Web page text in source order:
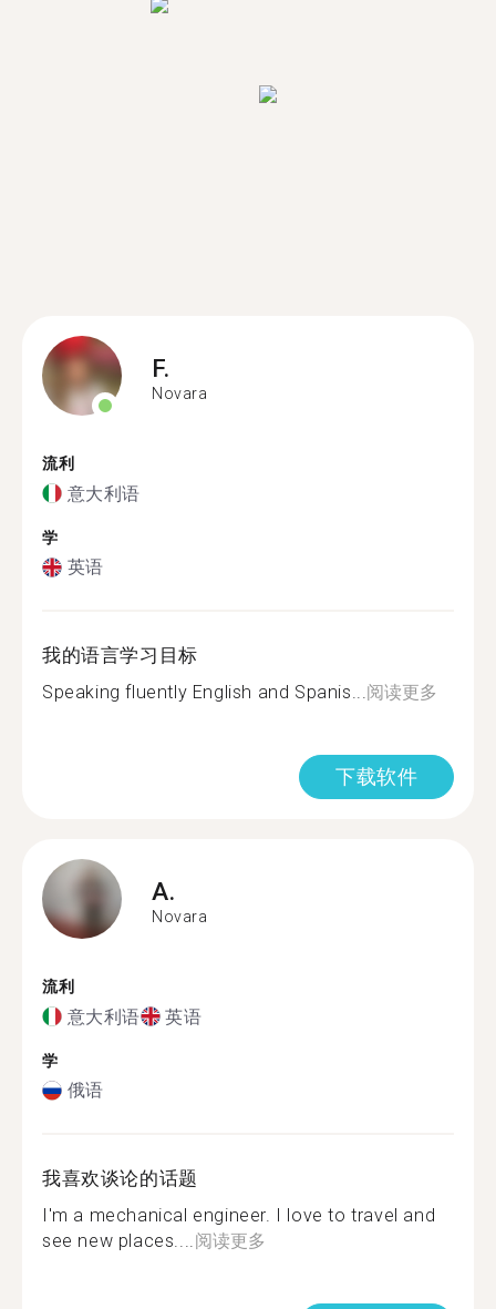
F.
Novara
流利
意大利语
学
英语
我的语言学习目标
Speaking fluently English and Spanis...阅读更多
下载软件
A.
Novara
流利
意大利语 英语
学
俄语
我喜欢谈论的话题
I'm a mechanical engineer. I love to travel and
see new places....阅读更多